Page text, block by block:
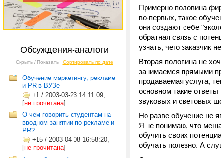
Обсуждения-аналоги
Скрыть / Показать Сортировать по дате
Обучение маркетингу, рекламе
и PR в ВУЗе
+1 / 2003-03-23 14:11:09,
[не прочитана]
О чем говорить студентам на
вводном занятии по рекламе и
PR?
+15 / 2003-04-08 16:58:20,
[не прочитана]
Примерно половина
во-первых, такое
они создают себе
обратная связь с
узнать, чего заказчик
Вторая половина не
занимаемся прямыми
продаваемая услуга,
основном такие
звуковых и световых
Но разве обучение не
Я не понимаю, что
обучить своих
обучать полезно. А